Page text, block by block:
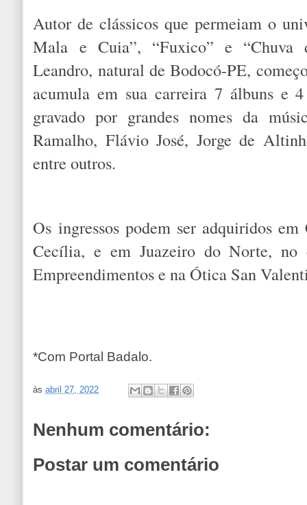
Autor de clássicos que permeiam o
Mala e Cuia”, “Fuxico” e “Chuva
Leandro, natural de Bodocó-PE,
acumula em sua carreira 7 álbuns e
gravado por grandes nomes da
Ramalho, Flávio José, Jorge de
entre outros.
Os ingressos podem ser adquiridos
Cecília, e em Juazeiro do Norte, no
Empreendimentos e na Ótica San
*Com Portal Badalo.
àsabril 27, 2022
Nenhum comentário:
Postar um comentário